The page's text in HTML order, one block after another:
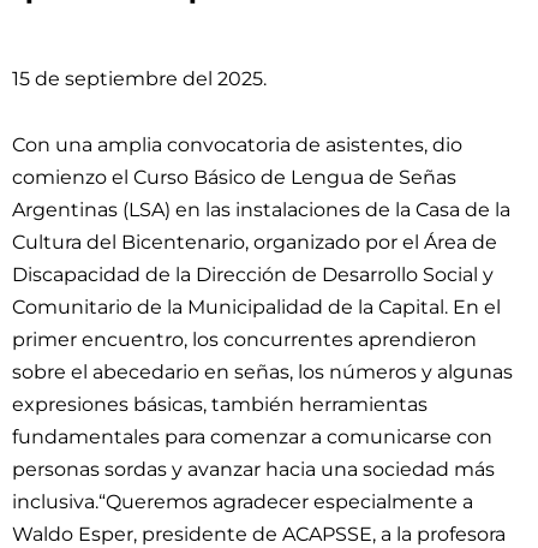
15 de septiembre del 2025.
Con una amplia convocatoria de asistentes, dio
comienzo el Curso Básico de Lengua de Señas
Argentinas (LSA) en las instalaciones de la Casa de la
Cultura del Bicentenario, organizado por el Área de
Discapacidad de la Dirección de Desarrollo Social y
Comunitario de la Municipalidad de la Capital. En el
primer encuentro, los concurrentes aprendieron
sobre el abecedario en señas, los números y algunas
expresiones básicas, también herramientas
fundamentales para comenzar a comunicarse con
personas sordas y avanzar hacia una sociedad más
inclusiva.“Queremos agradecer especialmente a
Waldo Esper, presidente de ACAPSSE, a la profesora